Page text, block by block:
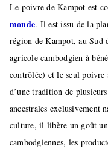
Le poivre de Kampot est
monde. Il est issu de la
région de Kampot, au Sud
agricole cambodgien à
contrôlée) et le seul
d’une tradition de
ancestrales exclusivement
culture, il libère un goût
cambodgiennes, les